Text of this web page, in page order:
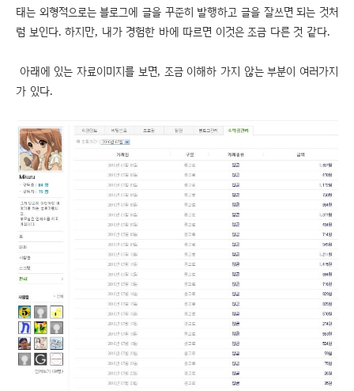
태는 외형적으로는 블로그에 글을 꾸준히 발행하고 글을 잘쓰면 되는 것처
럼 보인다. 하지만, 내가 경험한 바에 따르면 이것은 조금 다른 것 같다.
아래에 있는 자료이미지를 보면, 조금 이해하 가지 않는 부분이 여러가지
가 있다.